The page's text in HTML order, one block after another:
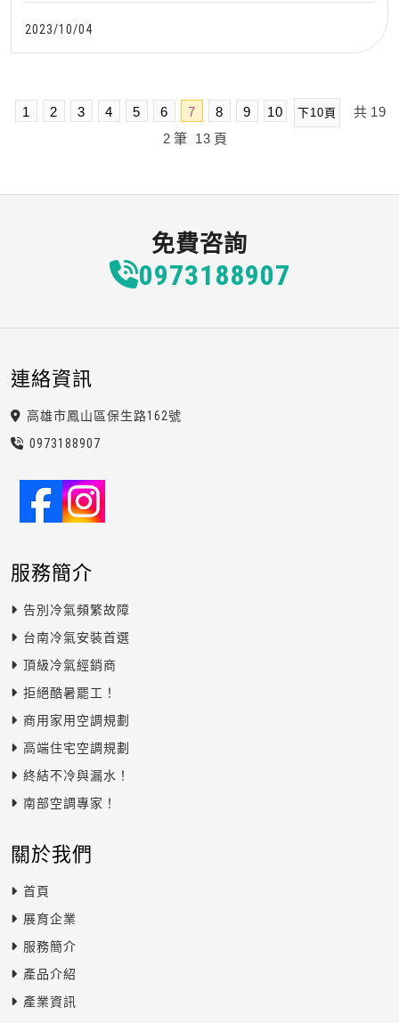
2023/10/04
1 2 3 4 5 6 7 8 9 10 下10頁 共 19
2 筆 13 頁
免費咨詢
0973188907
關於我們
首頁
展育企業
服務簡介
產品介紹
產業資訊
服務簡介
告別冷氣頻繁故障
台南冷氣安裝首選
頂級冷氣經銷商
拒絕酷暑罷工！
商用家用空調規劃
高端住宅空調規劃
終結不冷與漏水！
南部空調專家！
連絡資訊
高雄市鳳山區保生路162號
09731 88907